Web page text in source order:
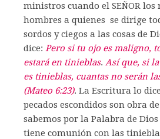
ministros cuando el SEÑOR los
hombres a quienes se dirige
sordos y ciegos a las cosas de
dice: Pero si tu ojo es maligno,
estará en tinieblas. Así que, si
es tinieblas, cuantas no serán
(Mateo 6:23). La Escritura lo
pecados escondidos son obra
sabemos por la Palabra de
tiene comunión con las